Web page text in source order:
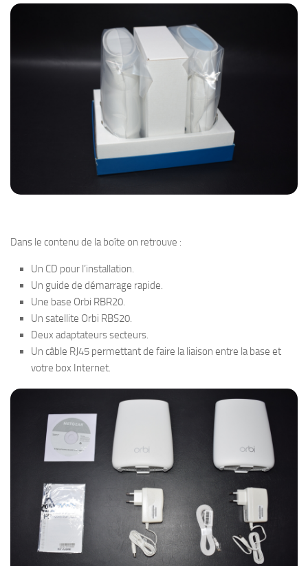
Dans le contenu de la boîte on retrouve :
Un CD pour l’installation.
Un guide de démarrage rapide.
Une base Orbi RBR20.
Un satellite Orbi RBS20.
Deux adaptateurs secteurs.
Un câble RJ45 permettant de faire la liaison entre la base et
votre box Internet.